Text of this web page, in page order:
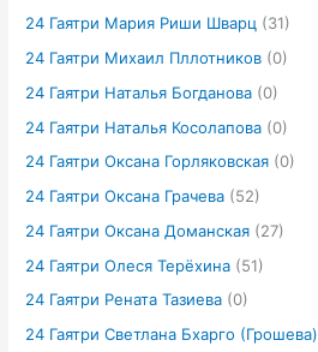
24 Гаятри Мария Риши Шварц (31)
24 Гаятри Михаил Пллотников (0)
24 Гаятри Наталья Богданова (0)
24 Гаятри Наталья Косолапова (0)
24 Гаятри Оксана Горляковская (0)
24 Гаятри Оксана Грачева (52)
24 Гаятри Оксана Доманская (27)
24 Гаятри Олеся Терёхина (51)
24 Гаятри Рената Тазиева (0)
24 Гаятри Светлана Бхарго (Грошева)